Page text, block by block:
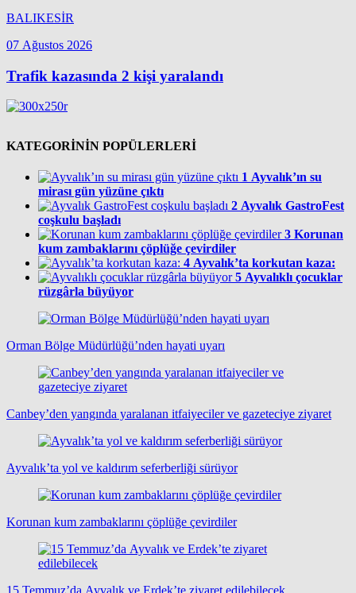
BALIKESİR
07 Ağustos 2026
Trafik kazasında 2 kişi yaralandı
KATEGORİNİN POPÜLERLERİ
1 Ayvalık’ın su
mirası gün yüzüne çıktı
2 Ayvalık GastroFest
coşkulu başladı
3 Korunan
kum zambaklarını çöplüğe çevirdiler
4 Ayvalık’ta korkutan kaza:
5 Ayvalıklı çocuklar
rüzgârla büyüyor
Orman Bölge Müdürlüğü’nden hayati uyarı
Canbey’den yangında yaralanan itfaiyeciler ve gazeteciye ziyaret
Ayvalık’ta yol ve kaldırım seferberliği sürüyor
Korunan kum zambaklarını çöplüğe çevirdiler
15 Temmuz’da Ayvalık ve Erdek’te ziyaret edilebilecek